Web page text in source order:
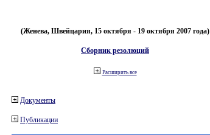
(Женева, Швейцария, 15 октября - 19 октября 2007 года)
Сборник резолюций
Расширить все
Документы
Публикации